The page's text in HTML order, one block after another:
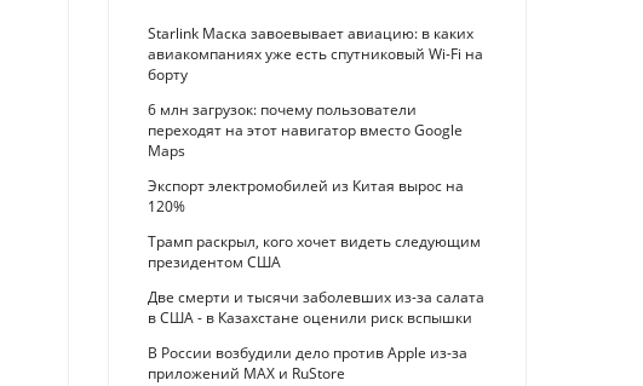
Starlink Маска завоевывает авиацию: в каких
авиакомпаниях уже есть спутниковый Wi-Fi на
борту
6 млн загрузок: почему пользователи
переходят на этот навигатор вместо Google
Maps
Экспорт электромобилей из Китая вырос на
120%
Трамп раскрыл, кого хочет видеть следующим
президентом США
Две смерти и тысячи заболевших из-за салата
в США - в Казахстане оценили риск вспышки
В России возбудили дело против Apple из-за
приложений MAX и RuStore